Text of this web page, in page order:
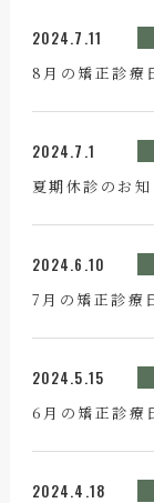
2024.7.11
8月の矯正診療
2024.7.1
夏期休診のお知
2024.6.10
7月の矯正診療
2024.5.15
6月の矯正診療
2024.4.18